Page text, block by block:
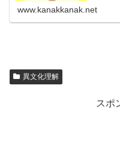
www.kanakkanak.net
異文化理解
スポ